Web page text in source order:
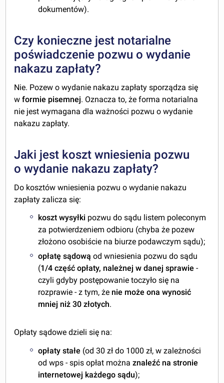
dokumentów).
Czy konieczne jest notarialne
poświadczenie pozwu o wydanie
nakazu zapłaty?
Nie. Pozew o wydanie nakazu zapłaty sporządza się
wformie pisemnej. Oznacza to, że forma notarialna
nie jest wymagana dla ważności pozwu o wydanie
nakazu zapłaty.
Jaki jest koszt wniesienia pozwu
o wydanie nakazu zapłaty?
Do kosztów wniesienia pozwu o wydanie nakazu
zapłaty zalicza się:
koszt wysyłki pozwu do sądu listem poleconym
za potwierdzeniem odbioru (chyba że pozew
złożono osobiście na biurze podawczym sądu);
opłatę sądową od wniesienia pozwu do sądu
(1/4 część opłaty, należnej w danej sprawie -
czyli gdyby postępowanie toczyło się na
rozprawie - z tym, że nie może ona wynosić
mniej niż 30 złotych.
Opłaty sądowe dzieli się na:
opłaty stałe (od 30 zł do 1000 zł, w zależności
od wps - spis opłat możnaznaleźć na stronie
internetowej każdego sądu);